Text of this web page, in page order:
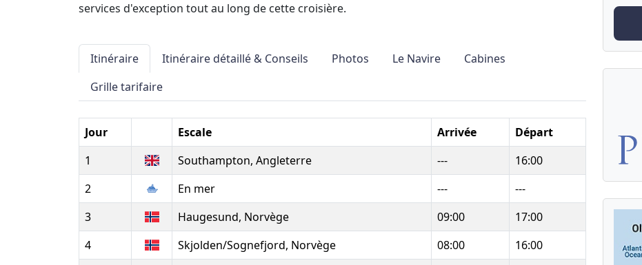
services d'exception tout au long de cette croisière.
Itinéraire Itinéraire détaillé & Conseils Photos Le Navire
Cabines
Grille tarifaire
Jour Escale Arrivée
Départ
1
Southampton, Angleterre ---
16:00
2
En mer ---
---
3
Haugesund, Norvège 09:00
17:00
4
Skjolden/Sognefjord, Norvège 08:00
16:00